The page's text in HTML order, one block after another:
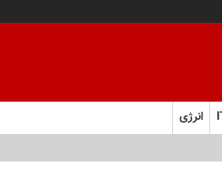
انرژی